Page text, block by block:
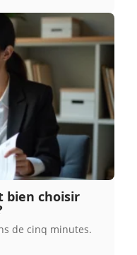
bien choisir
de cinq minutes.